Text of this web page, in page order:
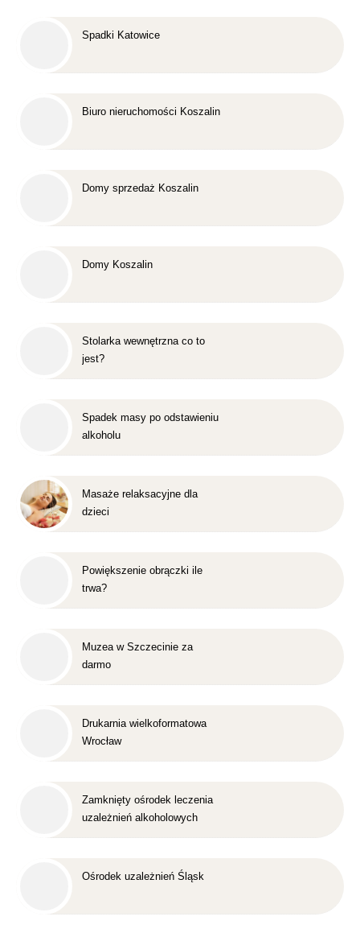
Spadki Katowice
Biuro nieruchomości Koszalin
Domy sprzedaż Koszalin
Domy Koszalin
Stolarka wewnętrzna co to
jest?
Spadek masy po odstawieniu
alkoholu
Masaże relaksacyjne dla
dzieci
Powiększenie obrączki ile
trwa?
Muzea w Szczecinie za
darmo
Drukarnia wielkoformatowa
Wrocław
Zamknięty ośrodek leczenia
uzależnień alkoholowych
Ośrodek uzależnień Śląsk